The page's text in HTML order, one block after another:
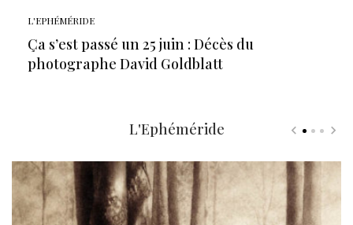
L'EPHÉMÉRIDE
Ça s’est passé un 25 juin : Décès du
photographe David Goldblatt
L'Ephéméride